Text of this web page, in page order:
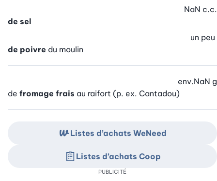
de sel
NaN c.c.
de poivre du moulin
un peu
de fromage frais au raifort (p. ex. Cantadou)
env.NaN g
Listes d’achats WeNeed
Listes d’achats Coop
PUBLICITÉ